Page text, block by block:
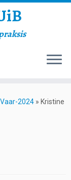
2024 » Kristine